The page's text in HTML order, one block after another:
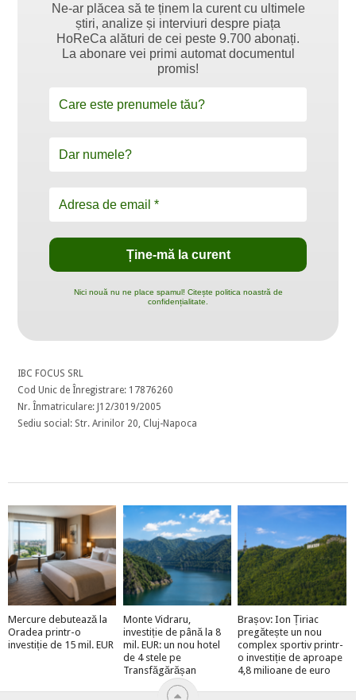
Ne-ar plăcea să te ținem la curent cu ultimele
știri, analize și interviuri despre piața
HoReCa alături de cei peste 9.700 abonați.
La abonare vei primi automat documentul
promis!
Nici nouă nu ne place spamul! Citește politica noastră de
confidențialitate.
IBC FOCUS SRL
Cod Unic de Înregistrare: 17876260
Nr. Înmatriculare: J12/3019/2005
Sediu social: Str. Arinilor 20, Cluj-Napoca
Mercure debutează la
Oradea printr-o
investiție de 15 mil. EUR
Monte Vidraru,
investiție de până la 8
mil. EUR: un nou hotel
de 4 stele pe
Transfăgărășan
Brașov: Ion Țiriac
pregătește un nou
complex sportiv printr-
o investiție de aproape
4,8 milioane de euro